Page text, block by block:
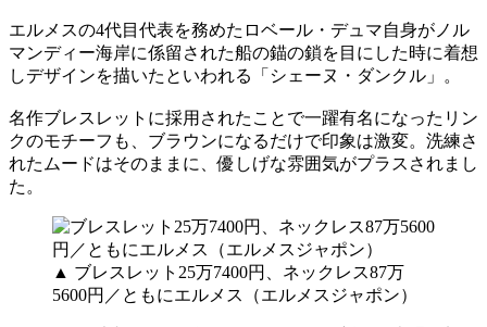
エルメスの4代目代表を務めたロベール・デュマ自身がノル
マンディー海岸に係留された船の錨の鎖を目にした時に着想
しデザインを描いたといわれる「シェーヌ・ダンクル」。
名作ブレスレットに採用されたことで一躍有名になったリン
クのモチーフも、ブラウンになるだけで印象は激変。洗練さ
れたムードはそのままに、優しげな雰囲気がプラスされまし
た。
▲ ブレスレット25万7400円、ネックレス87万
5600円／ともにエルメス（エルメスジャポン）